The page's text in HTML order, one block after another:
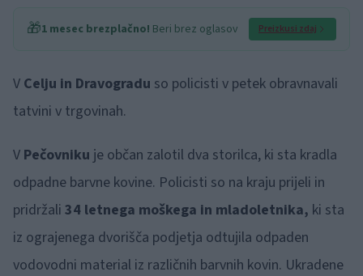
🎁1 mesec brezplačno! Beri brez oglasov Preizkusi zdaj
V Celju in Dravogradu so policisti v petek obravnavali
tatvini v trgovinah.
V Pečovniku je občan zalotil dva storilca, ki sta kradla
odpadne barvne kovine. Policisti so na kraju prijeli in
pridržali 34 letnega moškega in mladoletnika, ki sta
iz ograjenega dvorišča podjetja odtujila odpaden
vodovodni material iz različnih barvnih kovin. Ukradene